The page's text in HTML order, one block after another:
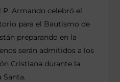
Armando celebró el
para el Bautismo de
preparando en la
serán admitidos a los
Cristiana durante la
Santa.